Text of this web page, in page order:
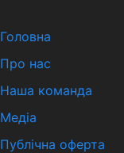
Головна
Про нас
Наша команда
Медіа
Публічна оферта